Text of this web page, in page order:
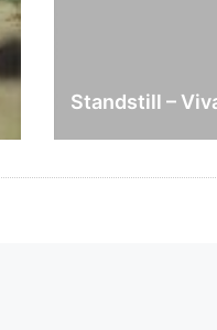
Standstill –